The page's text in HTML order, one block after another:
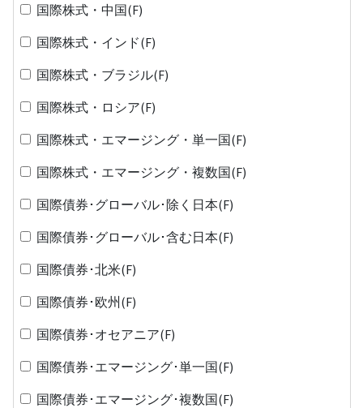
国際株式・中国(F)
国際株式・インド(F)
国際株式・ブラジル(F)
国際株式・ロシア(F)
国際株式・エマージング・単一国(F)
国際株式・エマージング・複数国(F)
国際債券･グローバル･除く日本(F)
国際債券･グローバル･含む日本(F)
国際債券･北米(F)
国際債券･欧州(F)
国際債券･オセアニア(F)
国際債券･エマージング･単一国(F)
国際債券･エマージング･複数国(F)